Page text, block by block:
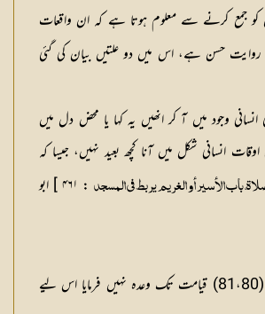
جمع کرنے سے معلوم ہوتا ہے کہ ان واقعات
روایت حسن ہے، اس میں دو علتیں بیان کی گئی
وجود میں آ کر انھیں یہ کہا یا محض دل میں
انسانی شکل میں آنا کچھ بعید نہیں، جیسا کہ
باب الأسیر أو الغریم یربط فی المسجد
: ۴۶۱ ] ابو
: ابلیس نے اللہ تعالیٰ سے قیامت تک کے لیے مہلت مانگی تھی، اللہ تعالیٰ نے اسے اس دن تک مہلت دی جو اللہ کے علم میں ہے۔ دیکھیے سورۂ حجر (38،37) اور سورۂ ص (81،80) قیامت تک وعدہ نہیں فرمایا اس لیے